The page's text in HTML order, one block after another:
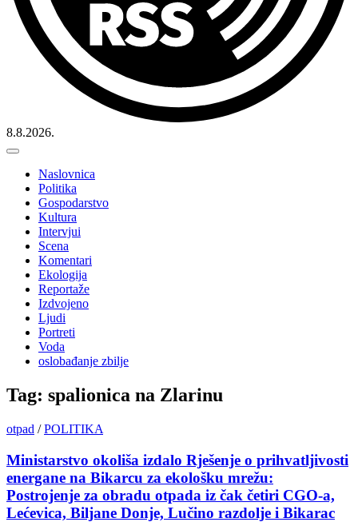
8.8.2026.
Naslovnica
Politika
Gospodarstvo
Kultura
Intervjui
Scena
Komentari
Ekologija
Reportaže
Izdvojeno
Ljudi
Portreti
Voda
oslobađanje zbilje
Tag: spalionica na Zlarinu
otpad /POLITIKA
Ministarstvo okoliša izdalo Rješenje o prihvatljivosti
energane na Bikarcu za ekološku mrežu:
Postrojenje za obradu otpada iz čak četiri CGO-a,
Lećevica, Biljane Donje, Lučino razdolje i Bikarac